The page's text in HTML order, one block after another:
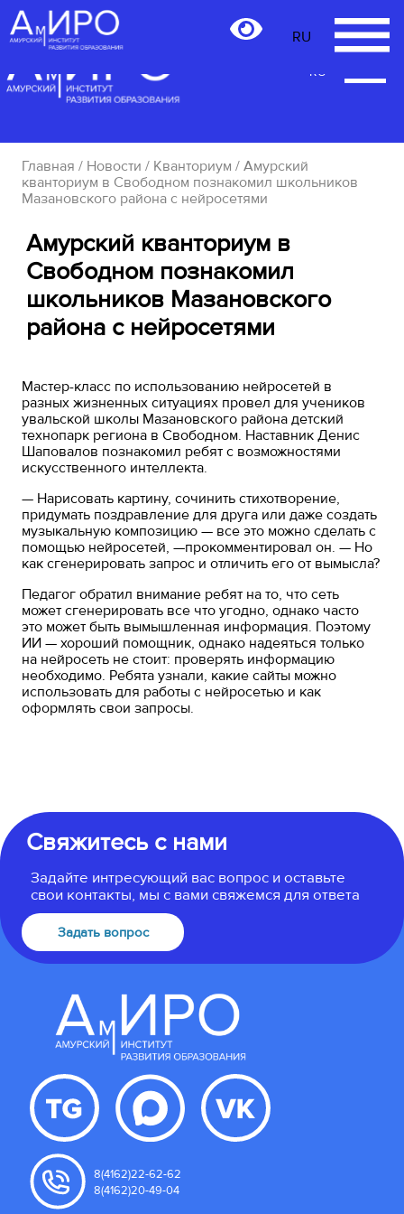
RU
RU
Главная / Новости / Кванториум / Амурский
кванториум в Свободном познакомил школьников
Мазановского района с нейросетями
Амурский кванториум в
Свободном познакомил
школьников Мазановского
района с нейросетями
Мастер-класс по использованию нейросетей в
разных жизненных ситуациях провел для учеников
увальской школы Мазановского района детский
технопарк региона в Свободном. Наставник Денис
Шаповалов познакомил ребят с возможностями
искусственного интеллекта.
— Нарисовать картину, сочинить стихотворение,
придумать поздравление для друга или даже создать
музыкальную композицию — все это можно сделать с
помощью нейросетей, —прокомментировал он. — Но
как сгенерировать запрос и отличить его от вымысла?
Педагог обратил внимание ребят на то, что сеть
может сгенерировать все что угодно, однако часто
это может быть вымышленная информация. Поэтому
ИИ — хороший помощник, однако надеяться только
на нейросеть не стоит: проверять информацию
необходимо. Ребята узнали, какие сайты можно
использовать для работы с нейросетью и как
оформлять свои запросы.
Свяжитесь с нами
Задайте интресующий вас вопрос и оставьте
свои контакты, мы с вами свяжемся для ответа
Задать вопрос
8(4162)22-62-62
8(4162)20-49-04